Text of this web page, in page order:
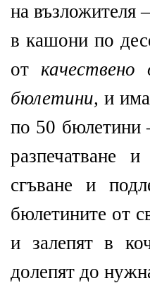
на възложителя
в кашони по
от
бюлетини, и
по 50 бюлетини
разпечатване
сгъване и
бюлетините от
и залепят в
долепят до